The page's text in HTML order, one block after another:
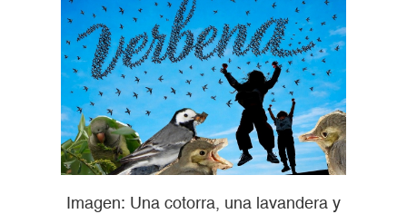
Imagen: Una cotorra, una lavandera y